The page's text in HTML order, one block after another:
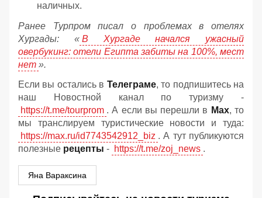
наличных.
Ранее Турпром писал о проблемах в отелях
Хургады: « В Хургаде начался ужасный
овербукинг: отели Египта забиты на 100%, мест
нет ».
Если вы остались в Телеграме, то подпишитесь на
наш Новостной канал по туризму -
https://t.me/tourprom . А если вы перешли в Мах, то
мы транслируем туристические новости и туда:
https://max.ru/id7743542912_biz . А тут публикуются
полезные рецепты - https://t.me/zoj_news .
Яна Вараксина